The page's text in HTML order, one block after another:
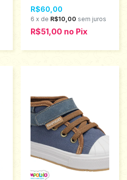
1001507
R$60,00
6 x de R$10,00 sem juros
R$51,00 no Pix